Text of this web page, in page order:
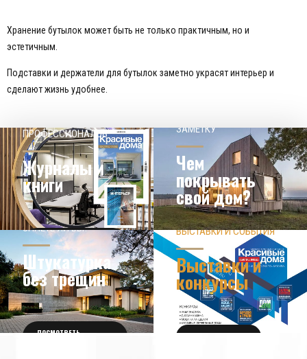
Хранение бутылок может быть не только практичным, но и
эстетичным.
Подставки и держатели для бутылок заметно украсят интерьер и
сделают жизнь удобнее.
ПРОФЕССИОНАЛОВ
Журналы и
книги
НОВОСТИ ИЗ МИРА
ДИЗАЙНА
ЗАМЕТКУ
Чем
покрывать
свой дом?
УЗНАТЬ БОЛЬШЕ
ЗНАЕТЕ ЛИ ВЫ?
Штукатурка
без трещин
ПОСМОТРЕТЬ
ВЫСТАВКИ И СОБЫТИЯ
Выставки и
конкурсы
ПОЛУЧИТЬ БИЛЕТ